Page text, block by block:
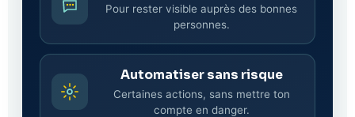
Pour rester visible auprès des bonnes
personnes.
Automatiser sans risque
Certaines actions, sans mettre ton
compte en danger.